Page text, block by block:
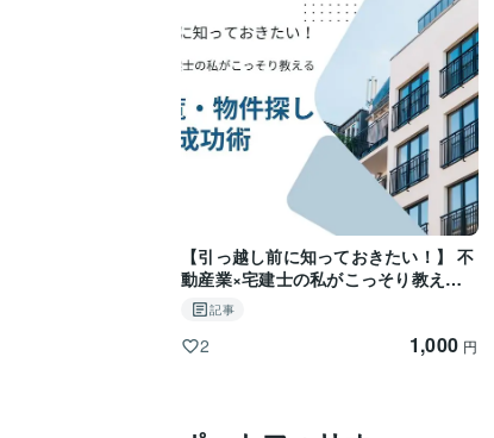
【引っ越し前に知っておきたい！】 不
動産業×宅建士の私がこっそり教える
「物件探しの成功術」
記事
2 1,000 円